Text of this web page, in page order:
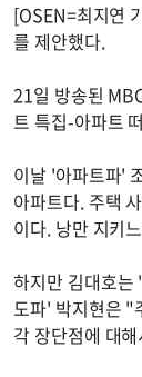
[OSEN=최지연
를 제안했다.
21일 방송된
트 특집-아파트
이날 '아파트파'
아파트다. 주택
이다. 낭만 지키
하지만 김대호
도파' 박지현은 "
각 장단점에 대